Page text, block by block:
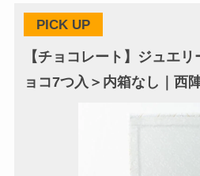
PICK UP
【チョコレート】ジュエ
ョコ7つ入＞内箱なし｜西